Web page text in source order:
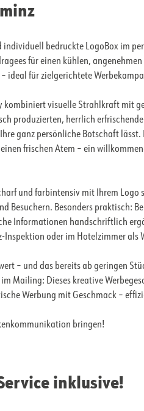
bedruckte LogoBox im
für einen kühlen, angenehmen
ideal für zielgerichtete
kombiniert visuelle Strahlkraft mit
produzierten, herrlich
ganz persönliche Botschaft lässt.
frischen Atem – ein
und farbintensiv mit Ihrem
Besuchern. Besonders praktisch:
Informationen handschriftlich
Inspektion oder im Hotelzimmer als
– und das bereits ab geringen
Mailing: Dieses kreative
Werbung mit Geschmack –
bringen!
inklusive!